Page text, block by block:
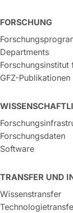
FORSCHUNG
Departments
Forschungsinstitut
GFZ-Publikationen
Forschungsdaten
Software
TRANSFER UND
Wissenstransfer